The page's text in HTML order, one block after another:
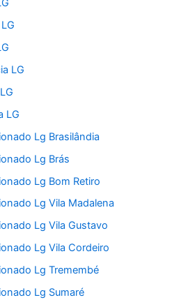
LG
LG
Lg Brasilândia
Lg Brás
Lg Bom Retiro
Lg Vila Madalena
Lg Vila Gustavo
Lg Vila Cordeiro
Lg Tremembé
Lg Sumaré